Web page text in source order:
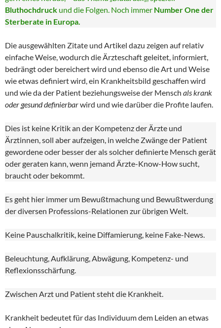
Bluthochdruck und die Folgen. Noch immer Number One der
Sterberate in Europa.
Die ausgewählten Zitate und Artikel dazu zeigen auf relativ
einfache Weise, wodurch die Ärzteschaft geleitet, informiert,
bedrängt oder bereichert wird und ebenso die Art und Weise
wie etwas definiert wird, ein Krankheitsbild geschaffen wird
und wie da der Patient beziehungsweise der Mensch als krank
oder gesund definierbarwird und wie darüber die Profite laufen.
Dies ist keine Kritik an der Kompetenz der Ärzte und
Ärztinnen, soll aber aufzeigen, in welche Zwänge der Patient
gewordene oder besser der als solcher definierte Mensch gerät
oder geraten kann, wenn jemand Ärzte-Know-How sucht,
braucht oder bekommt.
Es geht hier immer um Bewußtmachung und Bewußtwerdung
der diversen Professions-Relationen zur übrigen Welt.
Keine Pauschalkritik, keine Diffamierung, keine Fake-News.
Beleuchtung, Aufklärung, Abwägung, Kompetenz- und
Reflexionsschärfung.
Zwischen Arzt und Patient steht die Krankheit.
Krankheit bedeutet für das Individuum dem Leiden an etwas